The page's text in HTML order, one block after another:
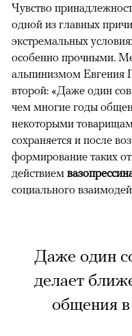
Чувство
одной из главных
экстремальных
особенно прочными.
альпинизмом Евгения
второй: «Даже один
чем многие годы
некоторыми
сохраняется и после
формирование таких
действием
социального
Даже один
делает
общения